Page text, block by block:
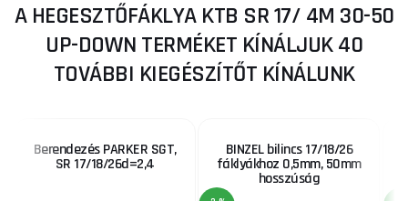
A HEGESZTŐFÁKLYA KTB SR 17/ 4M 30-50
UP-DOWN TERMÉKET KÍNÁLJUK 40
TOVÁBBI KIEGÉSZÍTŐT KÍNÁLUNK
Berendezés PARKER SGT,
SR 17/18/26d=2,4
BINZEL bilincs 17/18/26
fáklyákhoz 0,5mm, 50mm
hosszúság